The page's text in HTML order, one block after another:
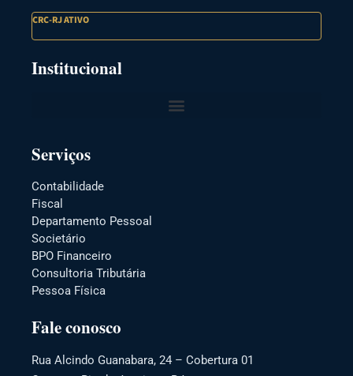
CRC-RJ ATIVO
Institucional
Serviços
Contabilidade
Fiscal
Departamento Pessoal
Societário
BPO Financeiro
Consultoria Tributária
Pessoa Física
Fale conosco
Rua Alcindo Guanabara, 24 – Cobertura 01